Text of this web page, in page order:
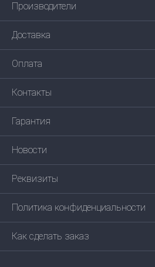
Производители
Доставка
Оплата
Контакты
Гарантия
Новости
Реквизиты
Политика конфиденциальности
Как сделать заказ